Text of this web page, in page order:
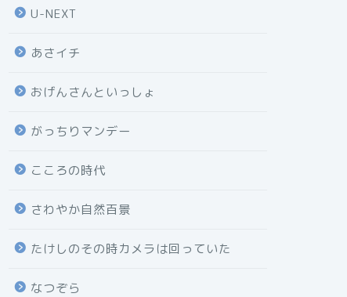
U-NEXT
あさイチ
おげんさんといっしょ
がっちりマンデー
こころの時代
さわやか自然百景
たけしのその時カメラは回っていた
なつぞら